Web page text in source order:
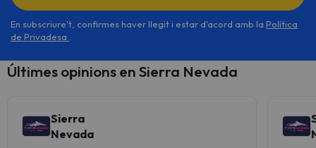
En subscriure't, confirmes haver llegit i estar d'acord amb la Política
de Privadesa
Últimes opinions en Sierra Nevada
Sierra
Nevada